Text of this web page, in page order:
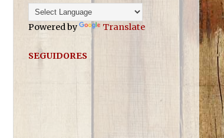
Powered by Translate
SEGUIDORES